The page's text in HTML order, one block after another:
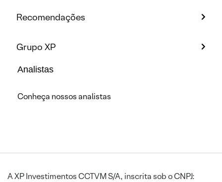
Recomendações
Grupo XP
Analistas
Conheça nossos analistas
A XP Investimentos CCTVM S/A, inscrita sob o CNPJ: